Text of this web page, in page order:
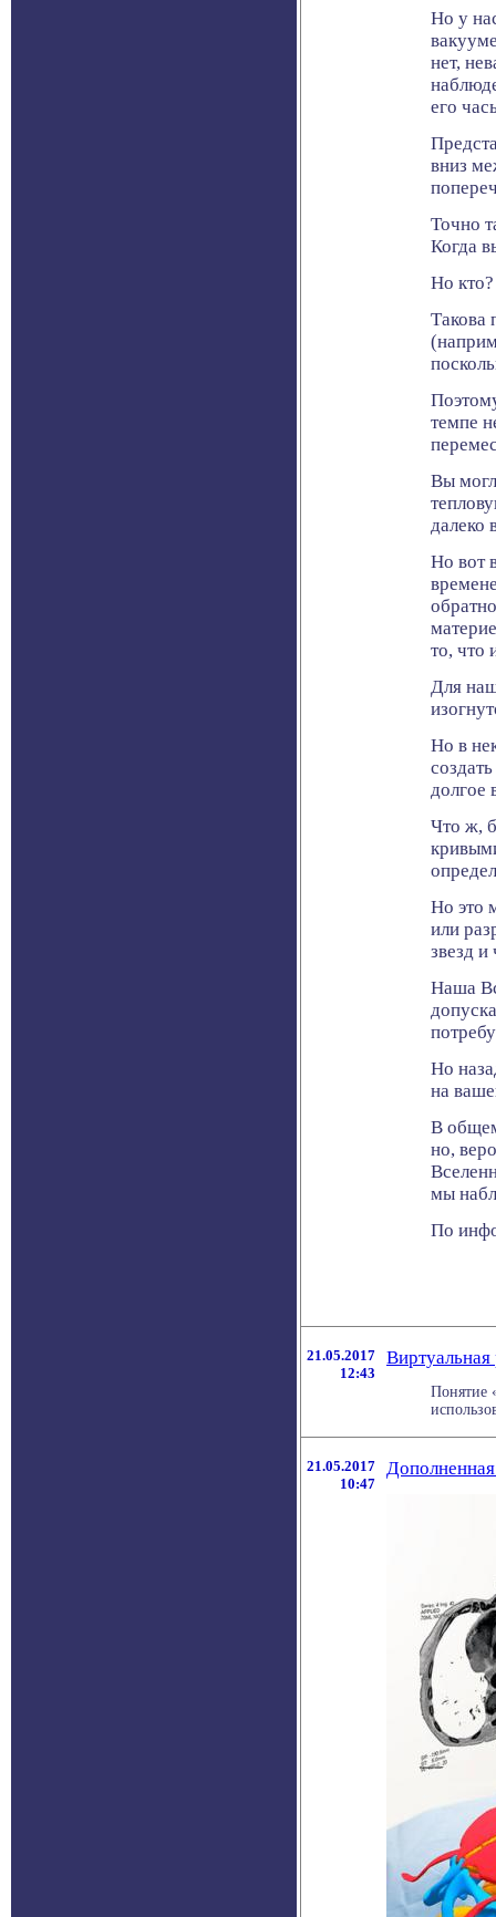
Но у
нет,
его
вниз
Точно
Когда
Но кто?
Такова
темпе
Вы
далеко
Но вот
то, что
Для
Но в
долгое
Что ж,
Но это
или
звезд
Наша
Но
на
В
но,
мы
По
21.05.2017
12:43
Виртуальная
Понятие
21.05.2017
10:47
Дополненная